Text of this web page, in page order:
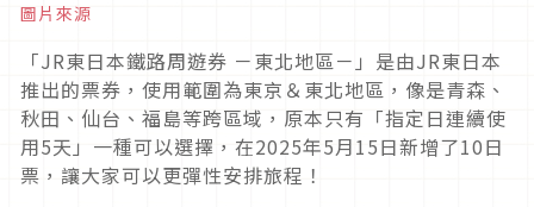
圖片來源
「JR東日本鐵路周遊券 －東北地區－」是由JR東日本
推出的票券，使用範圍為東京＆東北地區，像是青森、
秋田、仙台、福島等跨區域，原本只有「指定日連續使
用5天」一種可以選擇，在2025年5月15日新增了10日
票，讓大家可以更彈性安排旅程！